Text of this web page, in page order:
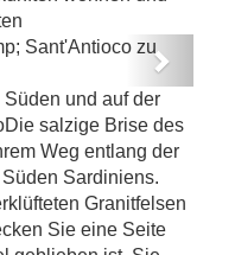
Sant'Antioco
Next
und auf der
salzige Brise des
Weg entlang der
Sardiniens.
Granitfelsen
Sie eine Seite